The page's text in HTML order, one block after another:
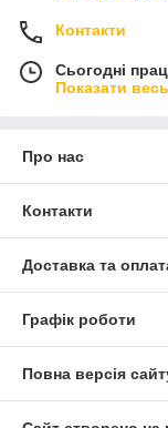
Контакти
Сьогодні
Показати
Про нас
Контакти
Доставка та
Графік роботи
Повна версія